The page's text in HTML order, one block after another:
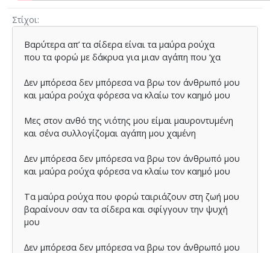
Στίχοι
Βαρύτερα απ’ τα σίδερα είναι τα µαύρα ρούχα
που τα φορώ µε δάκρυα για µιαν αγάπη που ‘χα
∆εν µπόρεσα δεν µπόρεσα να βρω τον άνθρωπό µου
και µαύρα ρούχα φόρεσα να κλαίω τον καηµό µου
Μες στον ανθό της νιότης µου είµαι µαυροντυµένη
και σένα συλλογίζοµαι αγάπη µου χαµένη
∆εν µπόρεσα δεν µπόρεσα να βρω τον άνθρωπό µου
και µαύρα ρούχα φόρεσα να κλαίω τον καηµό µου
Τα µαύρα ρούχα που φορώ ταιριάζουν στη ζωή µου
βαραίνουν σαν τα σίδερα και σφίγγουν την ψυχή
µου
∆εν µπόρεσα δεν µπόρεσα να βρω τον άνθρωπό µου